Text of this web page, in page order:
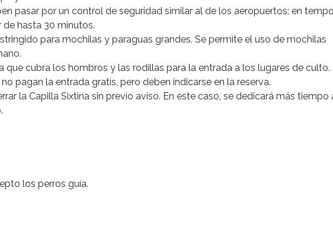
pasar por un control de seguridad similar al de los aeropuertos; en
de hasta 30 minutos.
para mochilas y paraguas grandes. Se permite el uso de mochilas
que cubra los hombros y las rodillas para la entrada a los lugares de culto.
pagan la entrada gratis, pero deben indicarse en la reserva.
la Capilla Sixtina sin previo aviso. En este caso, se dedicará más tiempo
los perros guía.